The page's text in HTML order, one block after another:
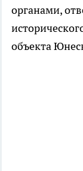
органами,
объекта